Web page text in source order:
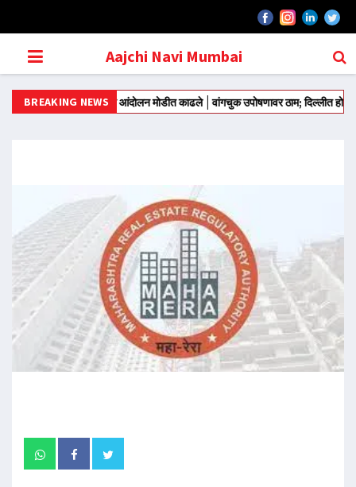
Aajchi Navi Mumbai
BREAKING NEWS
जंतर मंतरवरून आंदोलन मोडीत काढले वांगचुक उपोषणावर ठाम; दिल्लीत होणार